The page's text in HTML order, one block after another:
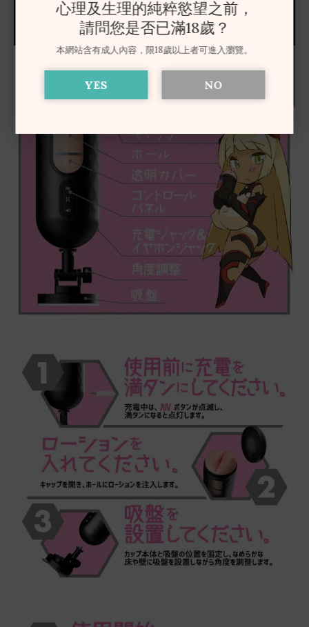
心理及生理的純粹慾望之前，
請問您是否已滿18歲？
本網站含有成人內容，限18歲以上者可進入瀏覽。
YES NO